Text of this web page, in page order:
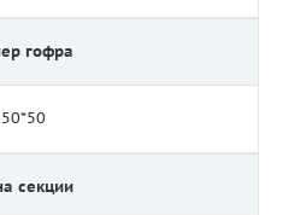
гофра
секции